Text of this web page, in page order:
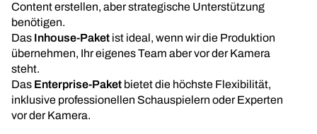
Content erstellen, aber strategische Unterstützung
benötigen.
Das Inhouse-Paket ist ideal, wenn wir die Produktion
übernehmen, Ihr eigenes Team aber vor der Kamera
steht.
Das Enterprise-Paket bietet die höchste Flexibilität,
inklusive professionellen Schauspielern oder Experten
vor der Kamera.